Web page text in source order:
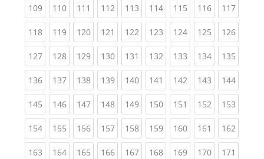
109(current)
110(current)
111 (current)
112(current)
113(current)
114(current)
115(current)
116(current)
117
118(current)
119(current)
120(current)
121 (current)
122(current)
123(current)
124(current)
125(current)
126
127(current)
128(current)
129(current)
130(current)
131 (current)
132(current)
133(current)
134(current)
135
136(current)
137(current)
138(current)
139(current)
140(current)
141 (current)
142(current)
143(current)
144
145(current)
146(current)
147(current)
148(current)
149(current)
150(current)
151 (current)
152(current)
153
154(current)
155(current)
156(current)
157(current)
158(current)
159(current)
160(current)
161 (current)
162
163(current)
164(current)
165(current)
166(current)
167(current)
168(current)
169(current)
170(current)
171